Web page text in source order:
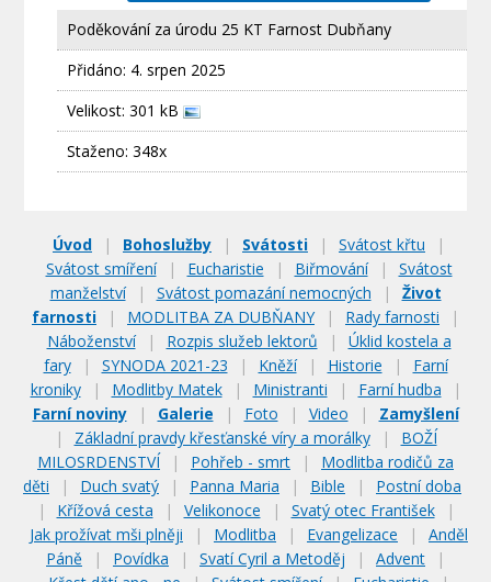
Poděkování za úrodu 25 KT Farnost Dubňany
Přidáno: 4. srpen 2025
Velikost: 301 kB
Staženo: 348x
Úvod | Bohoslužby | Svátosti | Svátost křtu
|
Svátost smíření
| Eucharistie | Biřmování |
Svátost
manželství
| Svátost pomazání nemocných |
Život
farnosti
| MODLITBA ZA DUBŇANY | Rady farnosti
|
Náboženství
| Rozpis služeb lektorů |
Úklid kostela a
fary
| SYNODA 2021-23 | Kněží | Historie |
Farní
kroniky
| Modlitby Matek | Ministranti | Farní hudba
|
Farní noviny
| Galerie | Foto | Video |
Zamyšlení
|
Základní pravdy křesťanské víry a morálky |
BOŽÍ
MILOSRDENSTVÍ
| Pohřeb - smrt |
Modlitba rodičů za
děti
| Duch svatý | Panna Maria | Bible |
Postní doba
|
Křížová cesta | Velikonoce | Svatý otec František
|
Jak prožívat mši plněji
| Modlitba | Evangelizace |
Anděl
Páně
| Povídka | Svatí Cyril a Metoděj | Advent
|